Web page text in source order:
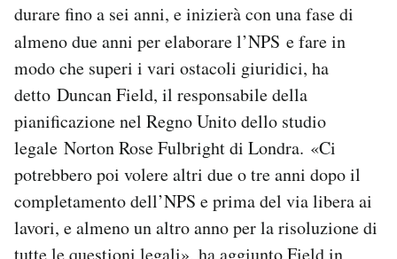
durare fino a sei anni, e inizierà con una fase di
almeno due anni per elaborare l’NPS e fare in
modo che superi i vari ostacoli giuridici, ha
detto Duncan Field, il responsabile della
pianificazione nel Regno Unito dello studio
legale Norton Rose Fulbright di Londra. «Ci
potrebbero poi volere altri due o tre anni dopo il
completamento dell’NPS e prima del via libera ai
lavori, e almeno un altro anno per la risoluzione di
tutte le questioni legali», ha aggiunto Field in